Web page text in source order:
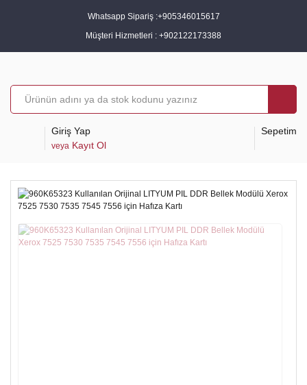
Whatsapp Sipariş :+905346015617
Müşteri Hizmetleri : +902122173388
Giriş Yap
veya Kayıt Ol
Sepetim